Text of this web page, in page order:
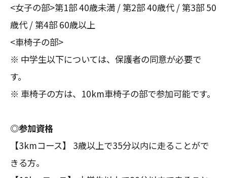
<女子の部>第1部 40歳未満 / 第2部 40歳代 / 第3部 50
歳代 / 第4部 60歳以上
<車椅子の部>
※ 中学生以下については、保護者の同意が必要で
す。
※ 車椅子の方は、10km車椅子の部で参加可能です。
◎参加資格
【3kmコース】 3歳以上で35分以内に走ることがで
きる方。